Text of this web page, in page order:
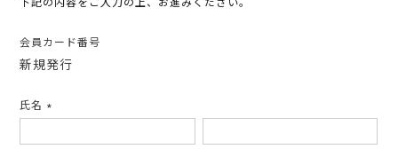
会員カード番号
新規発行
氏名
須)